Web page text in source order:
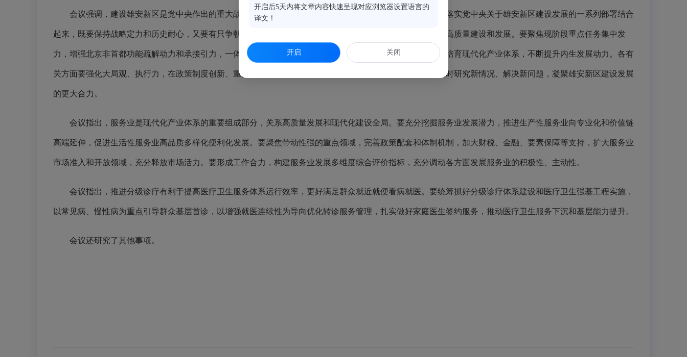
会议强调，建设雄安新区是党中央作出的重大战略决策，要把学习贯彻习近平总书记重要讲话精神同贯彻落实党中央关于雄安新区建设发展的一系列部署结合
起来，既要保持战略定力和历史耐心，又要有只争朝夕的紧迫感和干劲，以务实有力的举措深入推进雄安新区高质量建设和发展。要聚焦现阶段重点任务集中发
力，增强北京非首都功能疏解动力和承接引力，一体抓好高质量建设和高效能治理，集聚京津冀等各方面优势培育现代化产业体系，不断提升内生发展动力。各有
关方面要强化大局观、执行力，在政策制度创新、重大平台布局、区域经济合作等方面给予新区更大支持，及时研究新情况、解决新问题，凝聚雄安新区建设发展
的更大合力。
会议指出，服务业是现代化产业体系的重要组成部分，关系高质量发展和现代化建设全局。要充分挖掘服务业发展潜力，推进生产性服务业向专业化和价值链
高端延伸，促进生活性服务业高品质多样化便利化发展。要聚焦带动性强的重点领域，完善政策配套和体制机制，加大财税、金融、要素保障等支持，扩大服务业
市场准入和开放领域，充分释放市场活力。要形成工作合力，构建服务业发展多维度综合评价指标，充分调动各方面发展服务业的积极性、主动性。
会议指出，推进分级诊疗有利于提高医疗卫生服务体系运行效率，更好满足群众就近就便看病就医。要统筹抓好分级诊疗体系建设和医疗卫生强基工程实施，
以常见病、慢性病为重点引导群众基层首诊，以增强就医连续性为导向优化转诊服务管理，扎实做好家庭医生签约服务，推动医疗卫生服务下沉和基层能力提升。
会议还研究了其他事项。
开启后5天内将文章内容快速呈现对应浏览器设置语言的
译文！
开启 关闭